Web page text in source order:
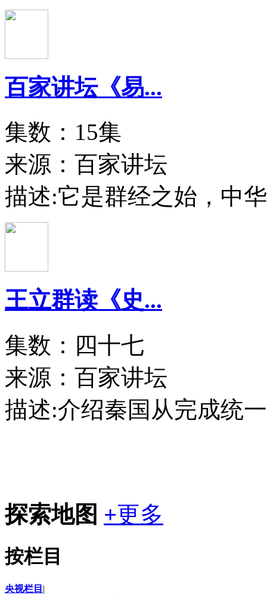
百家讲坛《易...
集数：15集
来源：百家讲坛
描述:它是群经之始，中
王立群读《史...
集数：四十七
来源：百家讲坛
描述:介绍秦国从完成统
探索地图 +更多
按栏目
央视栏目 |